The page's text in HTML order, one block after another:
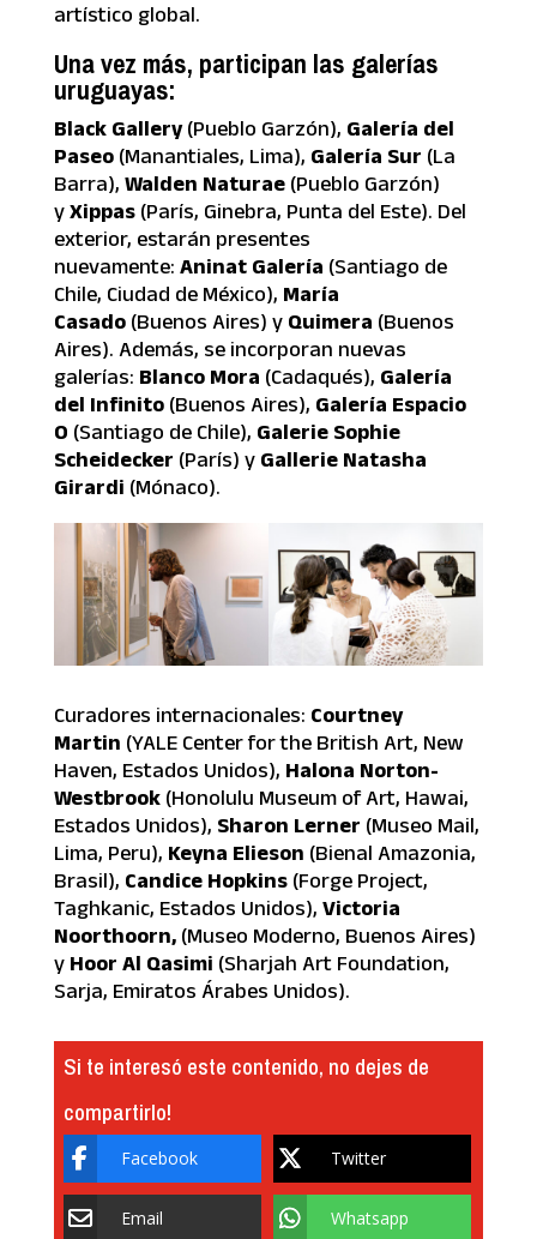
artístico global.
Una vez más, participan las galerías
uruguayas:
Black Gallery (Pueblo Garzón), Galería del
Paseo (Manantiales, Lima), Galería Sur (La
Barra), Walden Naturae(Pueblo Garzón)
y Xippas(París, Ginebra, Punta del Este). Del
exterior, estarán presentes
nuevamente: Aninat Galería (Santiago de
Chile, Ciudad de México), María
Casado(Buenos Aires) y Quimera (Buenos
Aires). Además, se incorporan nuevas
galerías: Blanco Mora (Cadaqués), Galería
del Infinito (Buenos Aires), Galería Espacio
O (Santiago de Chile), Galerie Sophie
Scheidecker (París) y Gallerie Natasha
Girardi (Mónaco).
Curadores internacionales: Courtney
Martin (YALE Center for the British Art, New
Haven, Estados Unidos), Halona Norton-
Westbrook(Honolulu Museum of Art, Hawai,
Estados Unidos), Sharon Lerner (Museo Mail,
Lima, Peru), Keyna Elieson (Bienal Amazonia,
Brasil), Candice Hopkins(Forge Project,
Taghkanic, Estados Unidos), Victoria
Noorthoorn, (Museo Moderno, Buenos Aires)
y Hoor Al Qasimi (Sharjah Art Foundation,
Sarja, Emiratos Árabes Unidos).
Si te interesó este contenido, no dejes de
compartirlo!
Facebook Twitter
Email Whatsapp